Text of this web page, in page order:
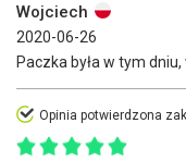
Wojciech
2020-06-26
Paczka była w tym
Opinia potwierdzona